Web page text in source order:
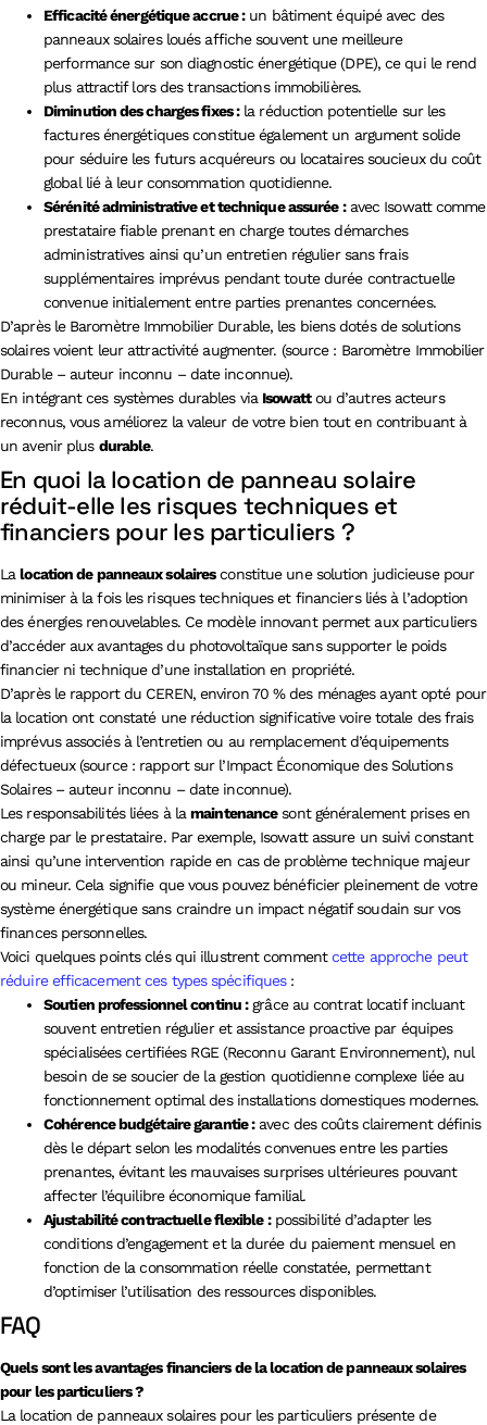
Efficacité énergétique accrue :un bâtiment équipé avec des
panneaux solaires loués affiche souvent une meilleure
performance sur son diagnostic énergétique (DPE), ce qui le rend
plus attractif lors des transactions immobilières.
Diminution des charges fixes :la réduction potentielle sur les
factures énergétiques constitue également un argument solide
pour séduire les futurs acquéreurs ou locataires soucieux du coût
global lié à leur consommation quotidienne.
Sérénité administrative et technique assurée :avec Isowatt comme
prestataire fiable prenant en charge toutes démarches
administratives ainsi qu’un entretien régulier sans frais
supplémentaires imprévus pendant toute durée contractuelle
convenue initialement entre parties prenantes concernées.
D’après le Baromètre Immobilier Durable, les biens dotés de solutions
solaires voient leur attractivité augmenter. (source : Baromètre Immobilier
Durable – auteur inconnu – date inconnue).
En intégrant ces systèmes durables via Isowattou d’autres acteurs
reconnus, vous améliorez la valeur de votre bien tout en contribuant à
un avenir plus durable.
En quoi la location de panneau solaire
réduit-elle les risques techniques et
financiers pour les particuliers ?
Lalocation de panneaux solairesconstitue une solution judicieuse pour
minimiser à la fois les risques techniques et financiers liés à l’adoption
des énergies renouvelables. Ce modèle innovant permet aux particuliers
d’accéder aux avantages du photovoltaïque sans supporter le poids
financier ni technique d’une installation en propriété.
D’après le rapport du CEREN, environ 70 % des ménages ayant opté pour
la location ont constaté une réduction significative voire totale des frais
imprévus associés à l’entretien ou au remplacement d’équipements
défectueux (source : rapport sur l’Impact Économique des Solutions
Solaires – auteur inconnu – date inconnue).
Les responsabilités liées à lamaintenancesont généralement prises en
charge par le prestataire. Par exemple, Isowatt assure un suivi constant
ainsi qu’une intervention rapide en cas de problème technique majeur
ou mineur. Cela signifie que vous pouvez bénéficier pleinement de votre
système énergétique sans craindre un impact négatif soudain sur vos
finances personnelles.
Voici quelques points clés qui illustrent commentcette approche peut
réduire efficacement ces types spécifiques:
Soutien professionnel continu :grâce au contrat locatif incluant
souvent entretien régulier et assistance proactive par équipes
spécialisées certifiées RGE (Reconnu Garant Environnement), nul
besoin de se soucier de la gestion quotidienne complexe liée au
fonctionnement optimal des installations domestiques modernes.
Cohérence budgétaire garantie :avec des coûts clairement définis
dès le départ selon les modalités convenues entre les parties
prenantes, évitant les mauvaises surprises ultérieures pouvant
affecter l’équilibre économique familial.
Ajustabilité contractuelle flexible :possibilité d’adapter les
conditions d’engagement et la durée du paiement mensuel en
fonction de la consommation réelle constatée, permettant
d’optimiser l’utilisation des ressources disponibles.
FAQ
Quels sont les avantages financiers de la location de panneaux solaires
pour les particuliers ?
La location de panneaux solaires pour les particuliers présente de